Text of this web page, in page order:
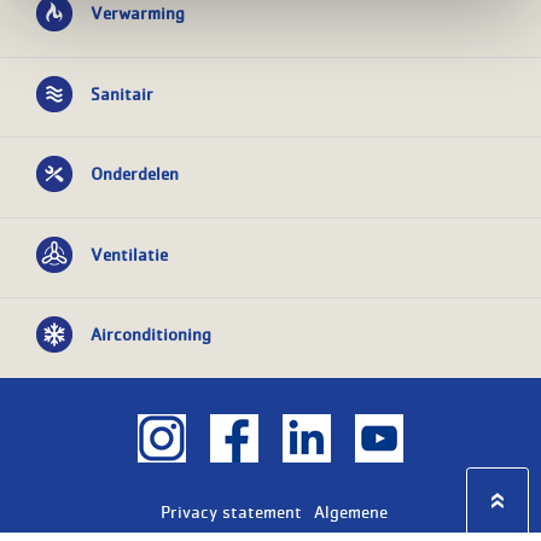
Verwarming
Sanitair
Onderdelen
Ventilatie
Airconditioning
Privacy statement
Algemene